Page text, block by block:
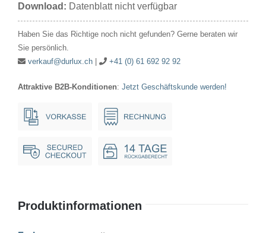
25W
Ba15d
matt
Download: Datenblatt nicht verfügbar
Haben Sie das Richtige noch nicht gefunden? Gerne beraten wir
Sie persönlich.
verkauf@durlux.ch| +41 (0) 61 692 92 92
Attraktive B2B-Konditionen: Jetzt Geschäftskunde werden!
Produktinformationen